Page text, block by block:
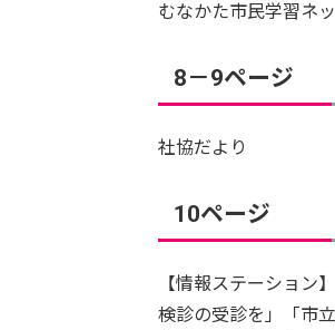
むなかた市民学習ネ
8－9ページ
社協だより
10ページ
【情報ステーション
検診の受診を」「市